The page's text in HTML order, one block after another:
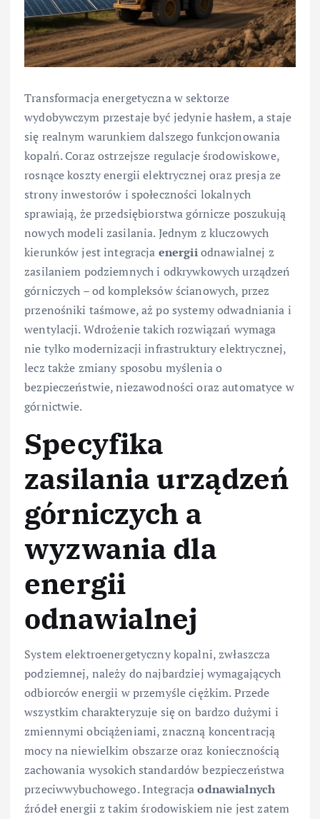
Transformacja energetyczna w sektorze
wydobywczym przestaje być jedynie hasłem, a staje
się realnym warunkiem dalszego funkcjonowania
kopalń. Coraz ostrzejsze regulacje środowiskowe,
rosnące koszty energii elektrycznej oraz presja ze
strony inwestorów i społeczności lokalnych
sprawiają, że przedsiębiorstwa górnicze poszukują
nowych modeli zasilania. Jednym z kluczowych
kierunków jest integracja energiiodnawialnej z
zasilaniem podziemnych i odkrywkowych urządzeń
górniczych – od kompleksów ścianowych, przez
przenośniki taśmowe, aż po systemy odwadniania i
wentylacji. Wdrożenie takich rozwiązań wymaga
nie tylko modernizacji infrastruktury elektrycznej,
lecz także zmiany sposobu myślenia o
bezpieczeństwie, niezawodności oraz automatyce w
górnictwie.
Specyfika
zasilania urządzeń
górniczych a
wyzwania dla
energii
odnawialnej
System elektroenergetyczny kopalni, zwłaszcza
podziemnej, należy do najbardziej wymagających
odbiorców energii w przemyśle ciężkim. Przede
wszystkim charakteryzuje się on bardzo dużymi i
zmiennymi obciążeniami, znaczną koncentracją
mocy na niewielkim obszarze oraz koniecznością
zachowania wysokich standardów bezpieczeństwa
przeciwwybuchowego. Integracjaodnawialnych
źródeł energii z takim środowiskiem nie jest zatem